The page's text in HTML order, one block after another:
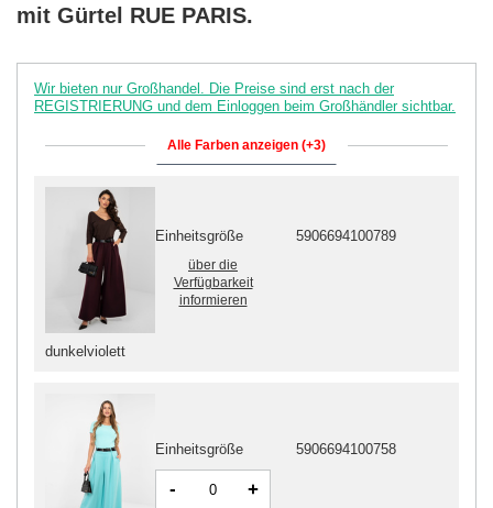
mit Gürtel RUE PARIS.
Wir bieten nur Großhandel. Die Preise sind erst nach der
REGISTRIERUNG und dem Einloggen beim Großhändler sichtbar.
Alle Farben anzeigen (+3)
Einheitsgröße 5906694100758
- +
dunkelviolett
Einheitsgröße 5906694100789
über die
Verfügbarkeit
informieren